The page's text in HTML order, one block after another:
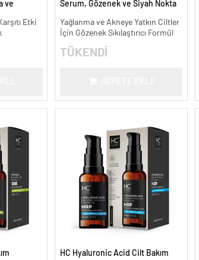
ve
Etki
Serum, Gözenek ve Siyah Nokta
- 30 ml.
Yağlanma ve Akneye Yatkın Ciltler
İçin Gözenek Sıkılaştırıcı Formül
TÜKENDİ
HC Hyaluronic Acid Cilt Bakım